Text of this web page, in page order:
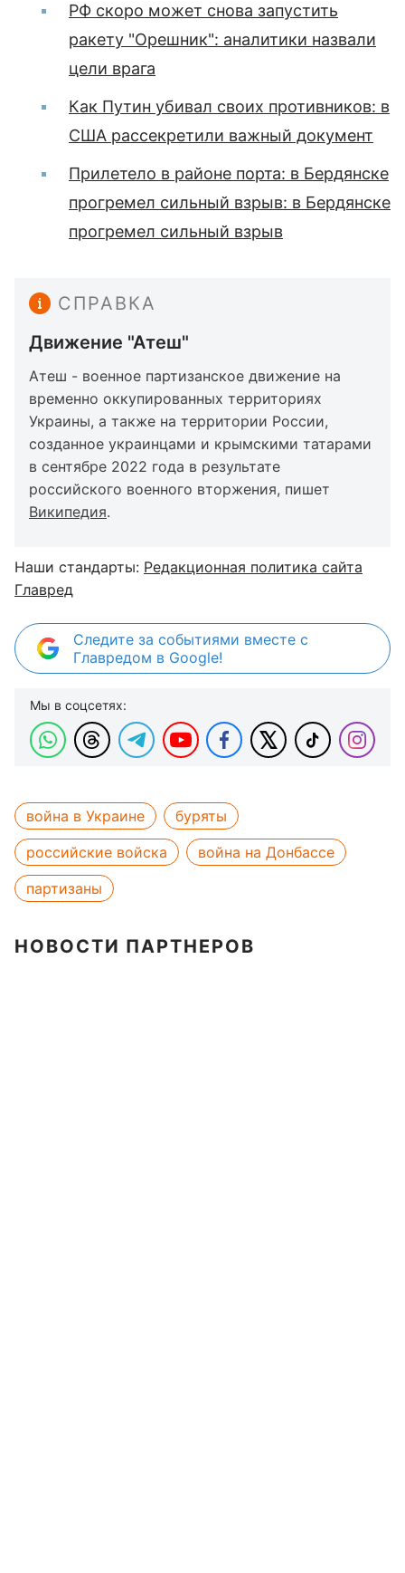
РФ скоро может снова запустить
ракету "Орешник": аналитики назвали
цели врага
Как Путин убивал своих противников: в
США рассекретили важный документ
Прилетело в районе порта: в Бердянске
прогремел сильный взрыв: в Бердянске
прогремел сильный взрыв
СПРАВКА
Движение "Атеш"
Атеш - военное партизанское движение на
временно оккупированных территориях
Украины, а также на территории России,
созданное украинцами и крымскими татарами
в сентябре 2022 года в результате
российского военного вторжения, пишет
Википедия.
Наши стандарты: Редакционная политика сайта
Главред
Следите за событиями вместе с
Главредом в Google!
Мы в соцсетях:
война в Украине
буряты
российские войска
война на Донбассе
партизаны
НОВОСТИ ПАРТНЕРОВ